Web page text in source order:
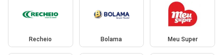
Recheio Bolama Meu Super